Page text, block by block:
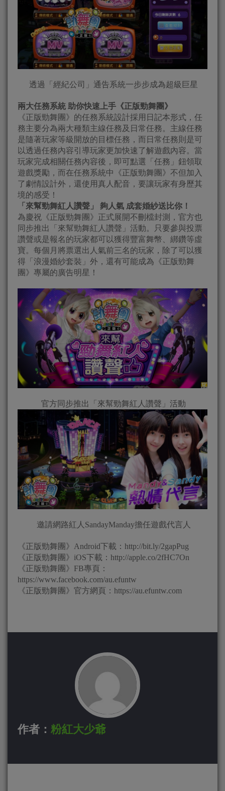
透過「經紀公司」通告系統一步步成為超級巨星
兩大任務系統 助你快速上手《正版勁舞團》
《正版勁舞團》的任務系統設計採用日記本形式，任
務主要分為兩大種類主線任務及日常任務。主線任務
是隨著玩家等級開放的目標任務，而日常任務則是可
以透過任務內容引導玩家更加快速了解遊戲內容。當
玩家完成相關任務內容後，即可點選「任務」鈕領取
遊戲獎勵，而在任務系統中《正版勁舞團》不但加入
了劇情設計外，還使用真人配音，要讓玩家有身歷其
境的感受！
「來幫勁舞紅人讚聲」 夠人氣 成套婚紗送比你！
為慶祝《正版勁舞團》正式展開不刪檔封測，官方也
同步推出「來幫勁舞紅人讚聲」活動。只要參與投票
讚聲或是報名的玩家都可以獲得豐富舞幣、綁鑽等虛
寶。每個月將票選出人氣前三名的玩家，除了可以獲
得「浪漫婚紗套裝」外，還有可能成為《正版勁舞
團》專屬的廣告明星！
官方同步推出「來幫勁舞紅人讚聲」活動
邀請網路紅人SandayManday擔任遊戲代言人
《正版勁舞團》Android下載：http://bit.ly/2gapPug
《正版勁舞團》iOS下載：http://apple.co/2fHC7On
《正版勁舞團》FB專頁：
https://www.facebook.com/au.efuntw
《正版勁舞團》官方網頁：https://au.efuntw.com
作者： 粉紅大少爺